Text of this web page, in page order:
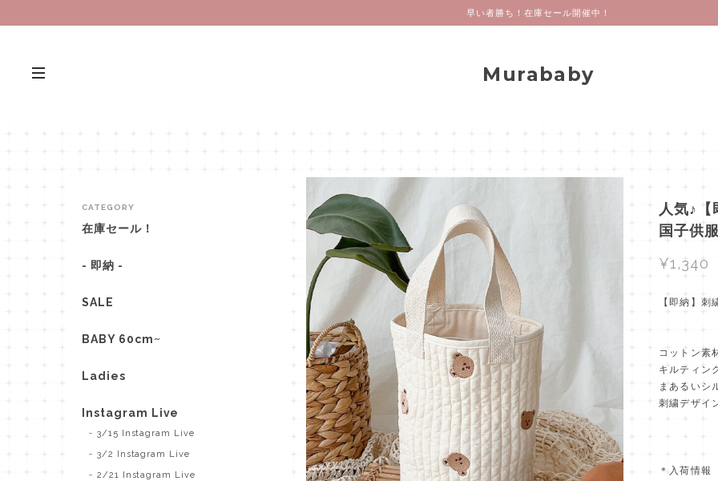
早い者勝ち！在庫セール開催中！
Murababy
人気♪
国子供
¥1,340
【即納】
コットン素
キルティン
まあるいシ
刺繍デザイ
＊入荷情報
CATEGORY
在庫セール！
- 即納 -
SALE
BABY 60cm~
Ladies
Instagram Live
3/15 Instagram Live
3/2 Instagram Live
2/21 Instagram Live